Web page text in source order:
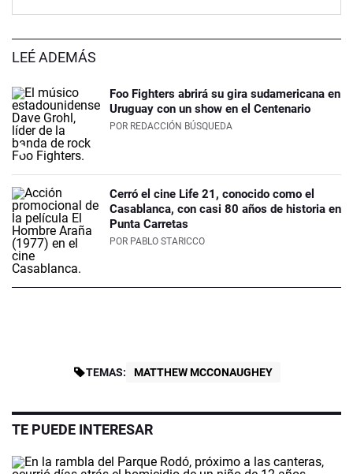
LEÉ ADEMÁS
Foo Fighters abrirá su gira sudamericana en
Uruguay con un show en el Centenario
POR REDACCIÓN BÚSQUEDA
Cerró el cine Life 21, conocido como el
Casablanca, con casi 80 años de historia en
Punta Carretas
POR PABLO STARICCO
TEMAS: MATTHEW MCCONAUGHEY
TE PUEDE INTERESAR